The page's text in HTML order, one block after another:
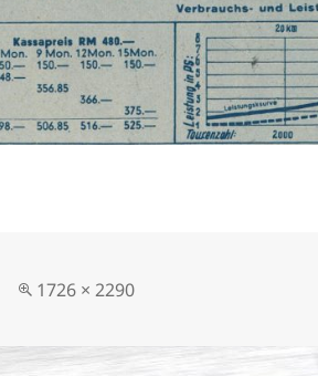
Originalgröße
1726 × 2290